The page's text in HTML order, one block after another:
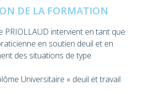
DE LA FORMATION
PRIOLLAUD intervient en tant que
en soutien deuil et en
des situations de type
Universitaire « deuil et travail